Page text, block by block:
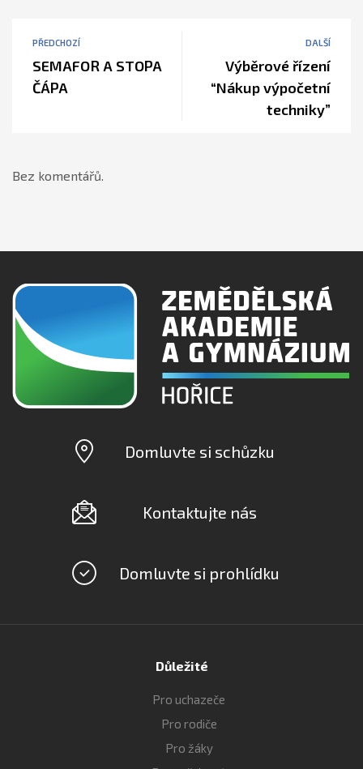
PŘEDCHOZÍ
SEMAFOR A STOPA
ČÁPA
DALŠÍ
Výběrové řízení
“Nákup výpočetní
techniky”
Bez komentářů.
Domluvte si schůzku
Kontaktujte nás
Domluvte si prohlídku
Důležité
Pro uchazeče
Pro rodiče
Pro žáky